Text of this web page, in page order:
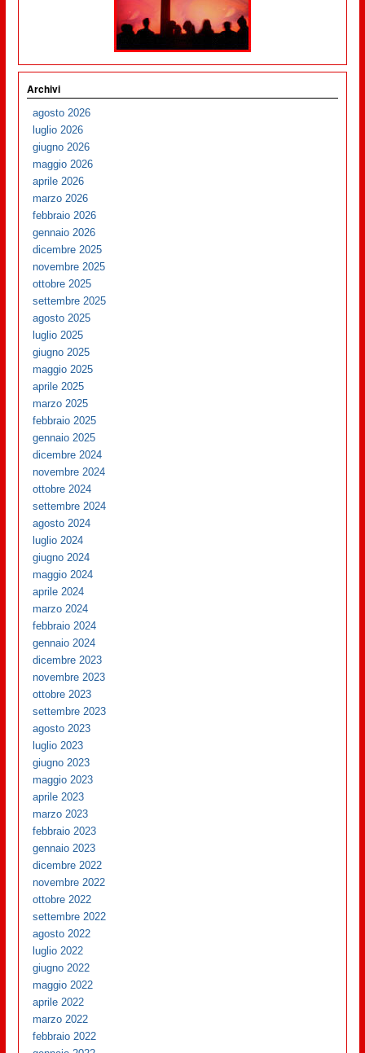
Archivi
agosto 2026
luglio 2026
giugno 2026
maggio 2026
aprile 2026
marzo 2026
febbraio 2026
gennaio 2026
dicembre 2025
novembre 2025
ottobre 2025
settembre 2025
agosto 2025
luglio 2025
giugno 2025
maggio 2025
aprile 2025
marzo 2025
febbraio 2025
gennaio 2025
dicembre 2024
novembre 2024
ottobre 2024
settembre 2024
agosto 2024
luglio 2024
giugno 2024
maggio 2024
aprile 2024
marzo 2024
febbraio 2024
gennaio 2024
dicembre 2023
novembre 2023
ottobre 2023
settembre 2023
agosto 2023
luglio 2023
giugno 2023
maggio 2023
aprile 2023
marzo 2023
febbraio 2023
gennaio 2023
dicembre 2022
novembre 2022
ottobre 2022
settembre 2022
agosto 2022
luglio 2022
giugno 2022
maggio 2022
aprile 2022
marzo 2022
febbraio 2022